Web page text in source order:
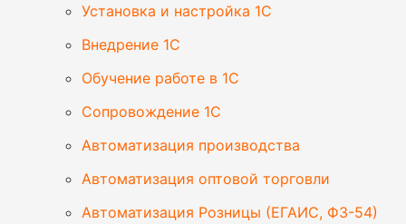
Установка и настройка 1С
Внедрение 1С
Обучение работе в 1С
Сопровождение 1С
Автоматизация производства
Автоматизация оптовой торговли
Автоматизация Розницы (ЕГАИС, ФЗ-54)